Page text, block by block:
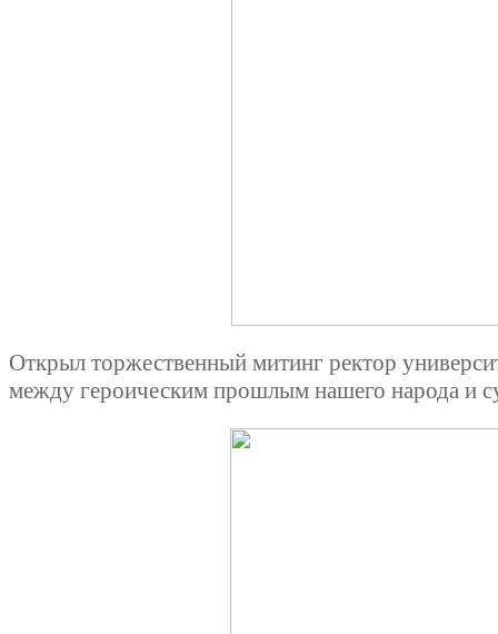
Открыл торжественный митинг ректор
между героическим прошлым нашего народа и